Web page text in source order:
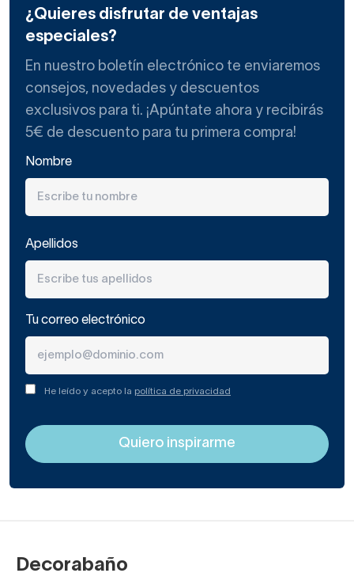
¿Quieres disfrutar de ventajas
especiales?
En nuestro boletín electrónico te enviaremos
consejos, novedades y descuentos
exclusivos para ti. ¡Apúntate ahora y recibirás
5€ de descuento para tu primera compra!
Nombre
Apellidos
Tu correo electrónico
He leído y acepto la política de privacidad
Decorabaño